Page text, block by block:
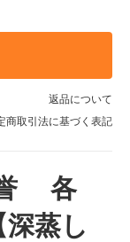
返品について
商取引法に基づく表記
誉 各
蒸し